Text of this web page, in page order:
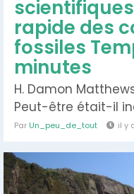
rapide des
fossiles
minutes
H. Damon
Peut-être était-il
Par Un_peu_de_tout il y